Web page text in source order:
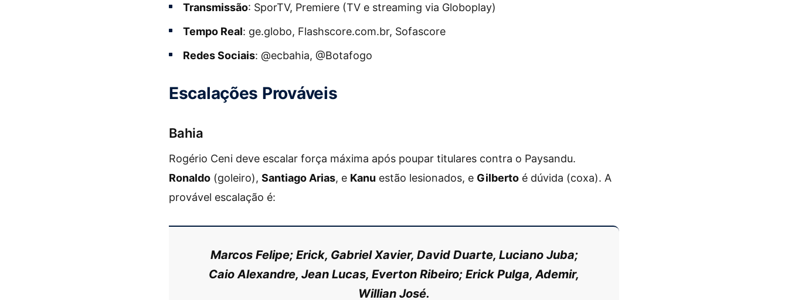
Transmissão: SporTV, Premiere (TV e streaming via Globoplay)
Tempo Real: ge.globo, Flashscore.com.br, Sofascore
Redes Sociais: @ecbahia, @Botafogo
Escalações Prováveis
Bahia
Rogério Ceni deve escalar força máxima após poupar titulares contra o Paysandu.
Ronaldo (goleiro), Santiago Arias, e Kanu estão lesionados, e Gilberto é dúvida (coxa). A
provável escalação é:
Marcos Felipe; Erick, Gabriel Xavier, David Duarte, Luciano Juba;
Caio Alexandre, Jean Lucas, Everton Ribeiro; Erick Pulga, Ademir,
Willian José.